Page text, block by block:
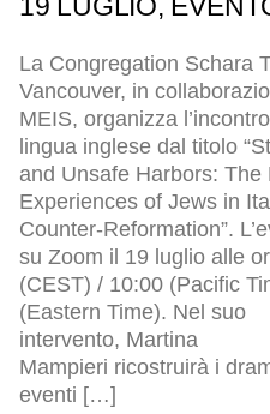
19 LUGLIO,
La Congregation Schara
Vancouver, in
MEIS, organizza
lingua inglese dal titolo
and Unsafe Harbors: The
Experiences of Jews in
Counter-Reformation”.
su Zoom il 19 luglio alle
(CEST) / 10:00 (Pacific
(Eastern Time). Nel suo
intervento, Martina
Mampieri ricostruirà i
eventi […]